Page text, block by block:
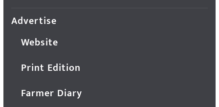
Advertise
Website
Print Edition
Farmer Diary